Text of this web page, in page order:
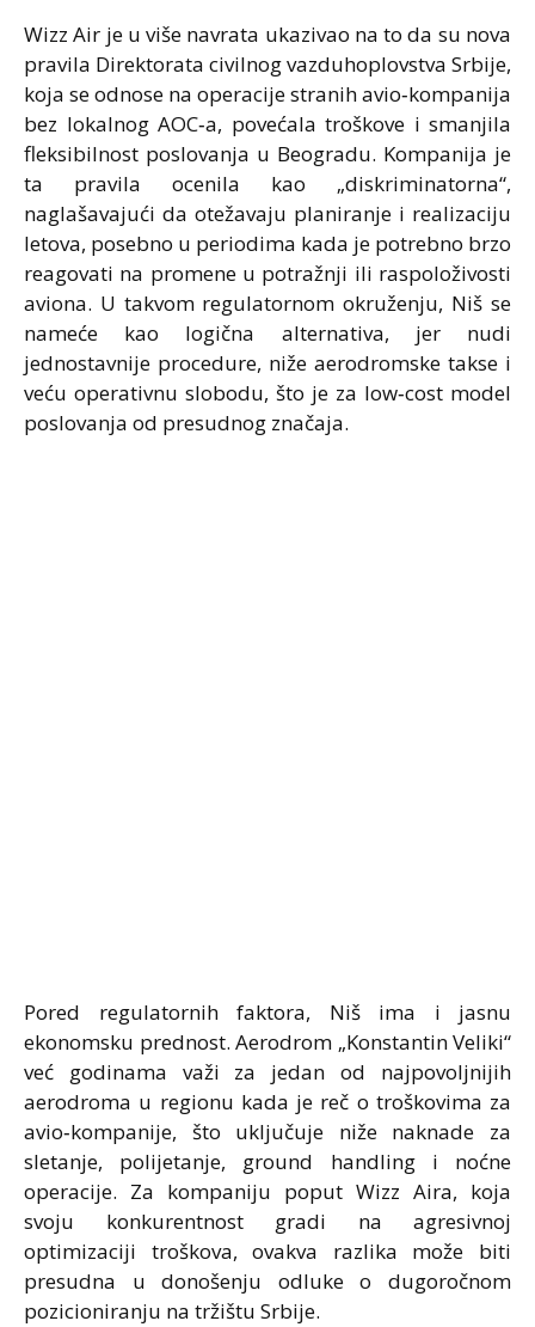
Wizz Air je u više navrata ukazivao na to da su nova
pravila Direktorata civilnog vazduhoplovstva Srbije,
koja se odnose na operacije stranih avio‑kompanija
bez lokalnog AOC‑a, povećala troškove i smanjila
fleksibilnost poslovanja u Beogradu. Kompanija je
ta pravila ocenila kao „diskriminatorna“,
naglašavajući da otežavaju planiranje i realizaciju
letova, posebno u periodima kada je potrebno brzo
reagovati na promene u potražnji ili raspoloživosti
aviona. U takvom regulatornom okruženju, Niš se
nameće kao logična alternativa, jer nudi
jednostavnije procedure, niže aerodromske takse i
veću operativnu slobodu, što je za low‑cost model
poslovanja od presudnog značaja.
Pored regulatornih faktora, Niš ima i jasnu
ekonomsku prednost. Aerodrom „Konstantin Veliki“
već godinama važi za jedan od najpovoljnijih
aerodroma u regionu kada je reč o troškovima za
avio‑kompanije, što uključuje niže naknade za
sletanje, polijetanje, ground handling i noćne
operacije. Za kompaniju poput Wizz Aira, koja
svoju konkurentnost gradi na agresivnoj
optimizaciji troškova, ovakva razlika može biti
presudna u donošenju odluke o dugoročnom
pozicioniranju na tržištu Srbije.